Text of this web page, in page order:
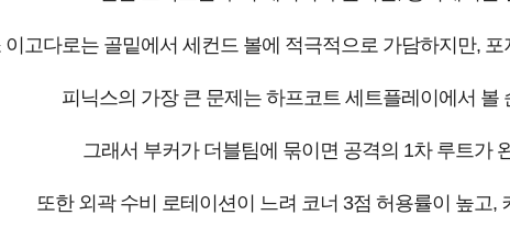
이고다로는 골밑에서 세컨드 볼에 적극적으로 가담하지만,
피닉스의 가장 큰 문제는 하프코트 세트플레이에서 볼
그래서 부커가 더블팀에 묶이면 공격의 1차 루트가
또한 외곽 수비 로테이션이 느려 코너 3점 허용률이 높고,